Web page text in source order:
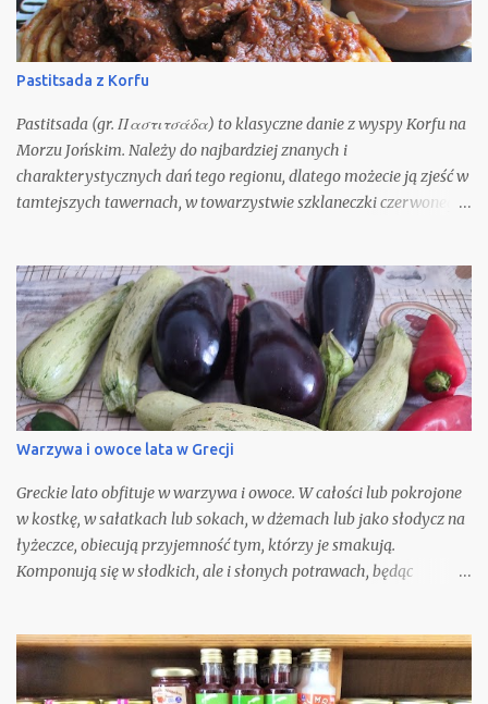
Pastitsada z Korfu
Pastitsada (gr. Παστιτσάδα) to klasyczne danie z wyspy Korfu na
Morzu Jońskim. Należy do najbardziej znanych i
charakterystycznych dań tego regionu, dlatego możecie ją zjeść w
tamtejszych tawernach, w towarzystwie szklaneczki czerwonego
są ogólnie i łatwo dostępne. Nie będę się spierać z opinią, że nic nie
Warzywa i owoce lata w Grecji
Greckie lato obfituje w warzywa i owoce. W całości lub pokrojone
w kostkę, w sałatkach lub sokach, w dżemach lub jako słodycz na
łyżeczce, obiecują przyjemność tym, którzy je smakują.
Komponują się w słodkich, ale i słonych potrawach, będąc